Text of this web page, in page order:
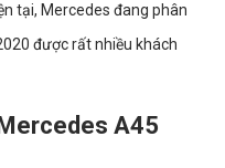
tại, Mercedes đang phân
được rất nhiều khách
A45